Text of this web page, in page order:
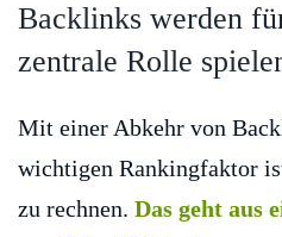
Backlinks werden
zentrale Rolle
Mit einer Abkehr von
wichtigen Rankingfaktor
zu rechnen. Das geht aus